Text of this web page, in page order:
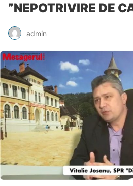
”NEPOTRIVIRE DE
admin